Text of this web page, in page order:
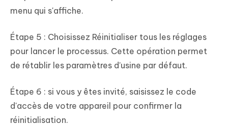
menu qui s'affiche.
Étape 5 : Choisissez Réinitialiser tous les réglages
pour lancer le processus. Cette opération permet
de rétablir les paramètres d'usine par défaut.
Étape 6 : si vous y êtes invité, saisissez le code
d'accès de votre appareil pour confirmer la
réinitialisation.